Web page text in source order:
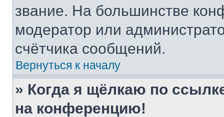
звание. На большинстве
модератор или
счётчика сообщений.
Вернуться к началу
» Когда я щёлкаю по
на конференцию!